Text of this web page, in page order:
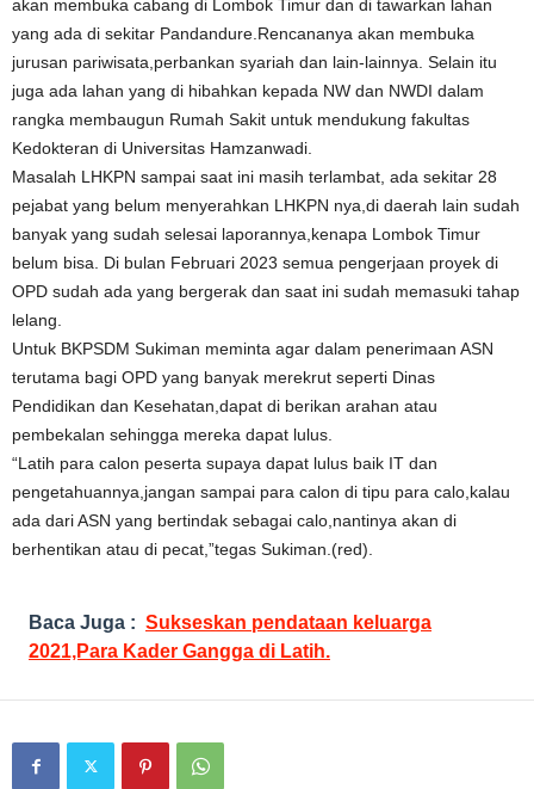
akan membuka cabang di Lombok Timur dan di tawarkan lahan
yang ada di sekitar Pandandure.Rencananya akan membuka
jurusan pariwisata,perbankan syariah dan lain-lainnya. Selain itu
juga ada lahan yang di hibahkan kepada NW dan NWDI dalam
rangka membaugun Rumah Sakit untuk mendukung fakultas
Kedokteran di Universitas Hamzanwadi.
Masalah LHKPN sampai saat ini masih terlambat, ada sekitar 28
pejabat yang belum menyerahkan LHKPN nya,di daerah lain sudah
banyak yang sudah selesai laporannya,kenapa Lombok Timur
belum bisa. Di bulan Februari 2023 semua pengerjaan proyek di
OPD sudah ada yang bergerak dan saat ini sudah memasuki tahap
lelang.
Untuk BKPSDM Sukiman meminta agar dalam penerimaan ASN
terutama bagi OPD yang banyak merekrut seperti Dinas
Pendidikan dan Kesehatan,dapat di berikan arahan atau
pembekalan sehingga mereka dapat lulus.
“Latih para calon peserta supaya dapat lulus baik IT dan
pengetahuannya,jangan sampai para calon di tipu para calo,kalau
ada dari ASN yang bertindak sebagai calo,nantinya akan di
berhentikan atau di pecat,”tegas Sukiman.(red).
Baca Juga : Sukseskan pendataan keluarga
2021,Para Kader Gangga di Latih.